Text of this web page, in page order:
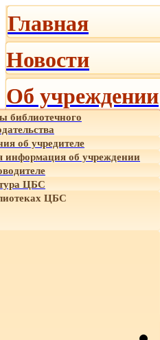
Главная
Новости
Об учреждении
библиотечного
об учредителе
об учреждении
ЦБС
ЦБС